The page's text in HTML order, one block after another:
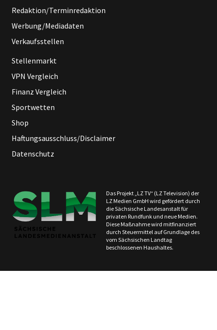
Redaktion/Terminredaktion
Werbung/Mediadaten
Verkaufsstellen
Stellenmarkt
VPN Vergleich
Finanz Vergleich
Sportwetten
Shop
Haftungsausschluss/Disclaimer
Datenschutz
Das Projekt „LZ TV“ (LZ Television) der
LZ Medien GmbH wird gefördert durch
die Sächsische Landesanstalt für
privaten Rundfunk und neue Medien.
Diese Maßnahme wird mitfinanziert
durch Steuermittel auf Grundlage des
vom Sächsischen Landtag
beschlossenen Haushaltes.